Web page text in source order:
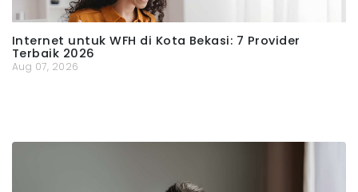
Internet untuk WFH di Kota Bekasi: 7 Provider
Terbaik 2026
Aug 07, 2026